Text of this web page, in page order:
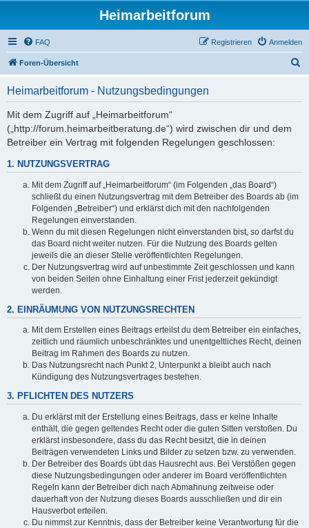
Heimarbeitforum
FAQ Anmelden
Registrieren
Foren-Übersicht
Heimarbeitforum - Nutzungsbedingungen
Mit dem Zugriff auf „Heimarbeitforum“
(„http://forum.heimarbeitberatung.de“) wird zwischen dir und dem
Betreiber ein Vertrag mit folgenden Regelungen geschlossen:
1. NUTZUNGSVERTRAG
Mit dem Zugriff auf „Heimarbeitforum“ (im Folgenden „das Board“)
schließt du einen Nutzungsvertrag mit dem Betreiber des Boards ab (im
Folgenden „Betreiber“) und erklärst dich mit den nachfolgenden
Regelungen einverstanden.
Wenn du mit diesen Regelungen nicht einverstanden bist, so darfst du
das Board nicht weiter nutzen. Für die Nutzung des Boards gelten
jeweils die an dieser Stelle veröffentlichten Regelungen.
Der Nutzungsvertrag wird auf unbestimmte Zeit geschlossen und kann
von beiden Seiten ohne Einhaltung einer Frist jederzeit gekündigt
werden.
2. EINRÄUMUNG VON NUTZUNGSRECHTEN
Mit dem Erstellen eines Beitrags erteilst du dem Betreiber ein einfaches,
zeitlich und räumlich unbeschränktes und unentgeltliches Recht, deinen
Beitrag im Rahmen des Boards zu nutzen.
Das Nutzungsrecht nach Punkt 2, Unterpunkt a bleibt auch nach
Kündigung des Nutzungsvertrages bestehen.
3. PFLICHTEN DES NUTZERS
Du erklärst mit der Erstellung eines Beitrags, dass er keine Inhalte
enthält, die gegen geltendes Recht oder die guten Sitten verstoßen. Du
erklärst insbesondere, dass du das Recht besitzt, die in deinen
Beiträgen verwendeten Links und Bilder zu setzen bzw. zu verwenden.
Der Betreiber des Boards übt das Hausrecht aus. Bei Verstößen gegen
diese Nutzungsbedingungen oder anderer im Board veröffentlichten
Regeln kann der Betreiber dich nach Abmahnung zeitweise oder
dauerhaft von der Nutzung dieses Boards ausschließen und dir ein
Hausverbot erteilen.
Du nimmst zur Kenntnis, dass der Betreiber keine Verantwortung für die